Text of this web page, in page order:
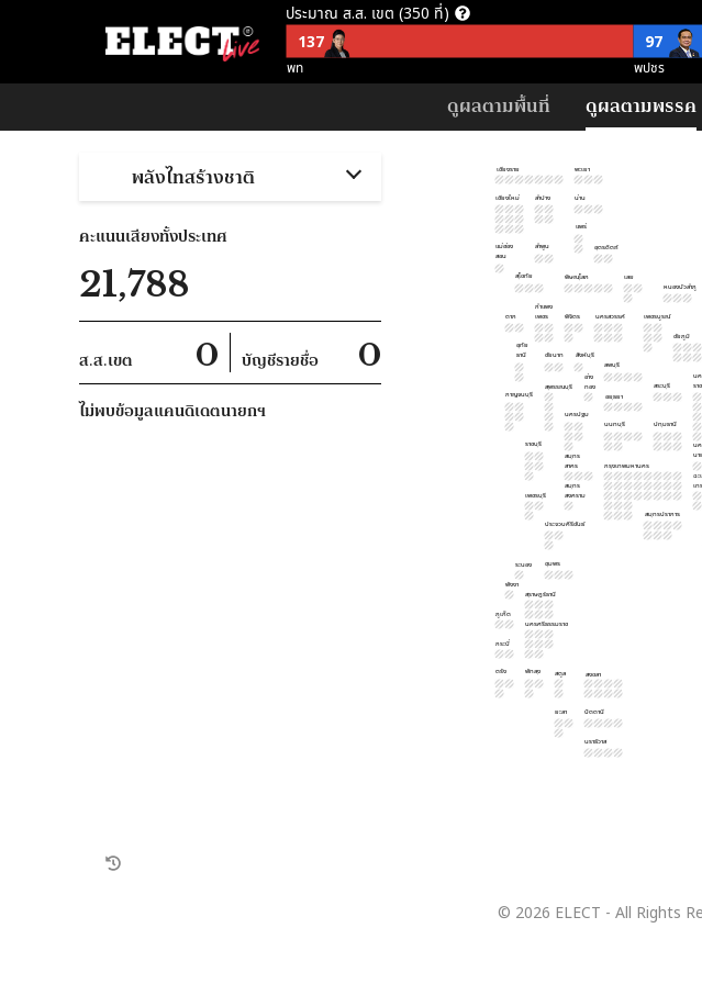
ประมาณ ส.ส. เขต (350 ที่)
137
97
พท พปชร
21
ประมาณ ส.ส. พึงมี (500 ที่)
118
ประมาณ ส.ส. พึงมี ตามจุดยืนพรรค (500 ที่)
ไม่สนับสนุน คสช
ดูผลตามพื้นที่ ดูผลตามพรรค
พลังไทสร้างชาติ
คะแนนเสียงทั้งประเทศ
21,788
ส.ส.เขต 0 บัญชีรายชื่อ 0
ไม่พบข้อมูลแคนดิเดตนายกฯ
กรุงเทพมหานคร
ฉะ
เท
สมุทร
สาคร
สมุทร
สงคราม
ราชบุรี
กาญจนบุรี
เพชรบุรี
ประจวบคีรีขันธ์
ชุมพร
สุราษฎร์ธานี
นครศรีธรรมราช
พัทลุง สงขลา
ปัตตานี
ยะลา
สตูล
ตรัง
กระบี่
พังงา
ภูเก็ต
ระนอง
นราธิวาส
นครปฐม
สุพรรณบุรี
อยุธยา
อ่าง
ทอง
สิงห์บุรี
นครสวรรค์
พิจิตร เพชรบูรณ์
กำแพง
เพชร
ตาก
สุโขทัย
ลำปาง
พะเยา
ลำพูน
พิษณุโลก
อุตรดิตถ์
แพร่
น่าน
เลย
หนองบัวลำภู
แม่ฮ่อง
สอน
เชียงใหม่
เชียงราย
ชัยนาท
อุทัย
ธานี
สระบุรี
น
น
นค
รา
ชัยภูมิ
ลพบุรี
นนทบุรี ปทุมธานี
สมุทรปราการ
© 2026 ELECT - All Rights